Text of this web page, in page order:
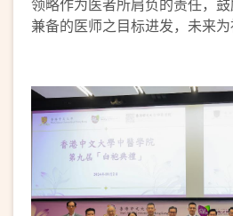
兼备的医师之目标进发，未来为